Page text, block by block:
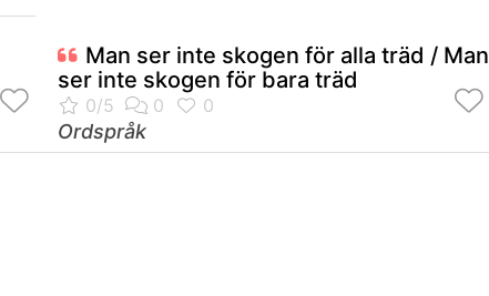
Man ser inte skogen för alla träd / Man
ser inte skogen för bara träd
Ordspråk